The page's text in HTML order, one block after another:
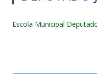
Escola Municipal